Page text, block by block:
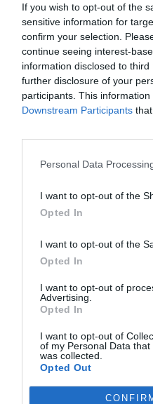
If you wish to opt-out of the
sensitive information for
confirm your selection.
continue seeing interest-
information disclosed to
further disclosure of your
participants. This
Downstream Participants
Personal Data
I want to opt-out of the
Opted In
I want to opt-out of the
Opted In
I want to opt-out of
Advertising.
Opted In
I want to opt-out of
of my Personal Data
was collected.
Opted Out
Székelyudvarhely